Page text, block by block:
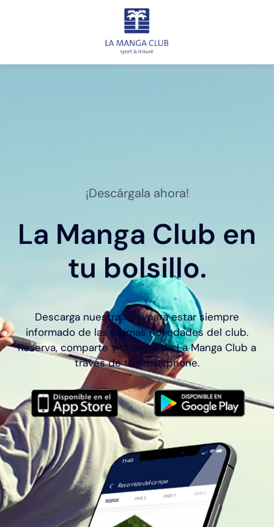
¡Descárgala ahora!
La Manga Club en
tu bolsillo.
Descarga nuestra App para estar siempre
informado de las últimas novedades del club.
Reserva, comparte y disfruta de La Manga Club a
través de tu Smartphone.